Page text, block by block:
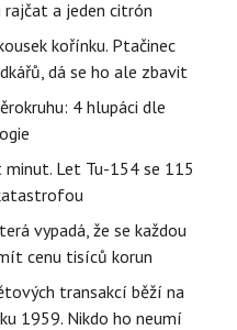
a jeden citrón
kořínku. Ptačinec
dá se ho ale zbavit
4 hlupáci dle
minut. Let Tu-154 se 115
vypadá, že se každou
cenu tisíců korun
transakcí běží na
1959. Nikdo ho neumí